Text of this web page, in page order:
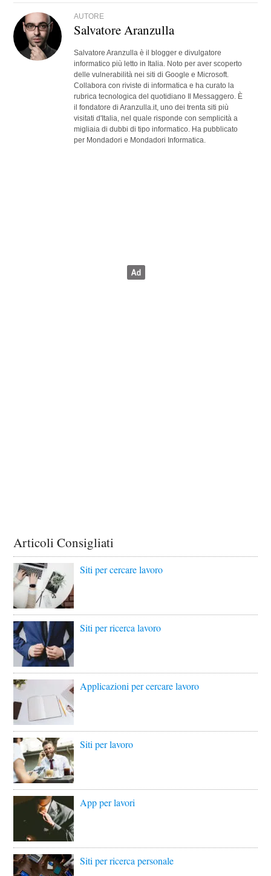
AUTORE
Salvatore Aranzulla
Salvatore Aranzulla è il blogger e divulgatore
informatico più letto in Italia. Noto per aver scoperto
delle vulnerabilità nei siti di Google e Microsoft.
Collabora con riviste di informatica e ha curato la
rubrica tecnologica del quotidiano Il Messaggero. È
il fondatore di Aranzulla.it, uno dei trenta siti più
visitati d'Italia, nel quale risponde con semplicità a
migliaia di dubbi di tipo informatico. Ha pubblicato
per Mondadori e Mondadori Informatica.
Articoli Consigliati
Siti per cercare lavoro
Siti per ricerca lavoro
Applicazioni per cercare lavoro
Siti per lavoro
App per lavori
Siti per ricerca personale